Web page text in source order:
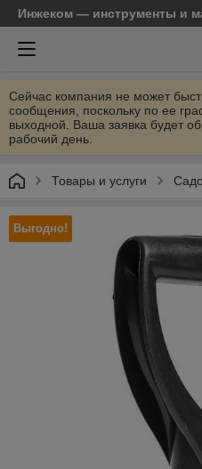
Инжеком — инструменты и
Сейчас компания не может
сообщения, поскольку по ее
выходной. Ваша заявка будет
рабочий день.
Товары и услуги
Выгодно!